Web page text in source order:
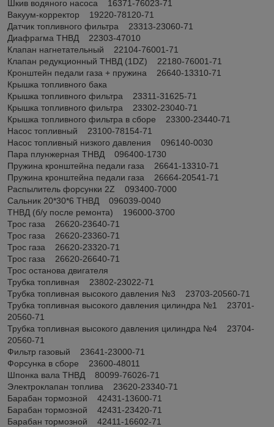
Шкив водяного насоса 16371-76023-71
Вакуум-корректор 19220-78120-71
Датчик топливного фильтра 23313-23060-71
Диафрагма ТНВД 22303-47010
Клапан нагнетательный 22104-76001-71
Клапан редукционный ТНВД (1DZ) 22180-76001-71
Кронштейн педали газа + пружина 26640-13310-71
Крышка топливного бака
Крышка топливного фильтра 23311-31625-71
Крышка топливного фильтра 23302-23040-71
Крышка топливного фильтра в сборе 23300-23440-71
Насос топливный 23100-78154-71
Насос топливный низкого давления 096140-0030
Пара плунжерная ТНВД 096400-1730
Пружина кронштейна педали газа 26641-13310-71
Пружина кронштейна педали газа 26664-20541-71
Распылитель форсунки 2Z 093400-7000
Сальник 20*30*6 ТНВД 096039-0040
ТНВД (б/у после ремонта) 196000-3700
Трос газа 26620-23640-71
Трос газа 26620-23360-71
Трос газа 26620-23320-71
Трос газа 26620-26640-71
Трос останова двигателя
Трубка топливная 23802-23022-71
Трубка топливная высокого давления №3 23703-20560-71
Трубка топливная высокого давления цилиндра №1 23701-
20560-71
Трубка топливная высокого давления цилиндра №4 23704-
20560-71
Фильтр газовый 23641-23000-71
Форсунка в сборе 23600-48011
Шпонка вала ТНВД 80099-76026-71
Электроклапан топлива 23620-23340-71
Барабан тормозной 42431-13600-71
Барабан тормозной 42431-23420-71
Барабан тормозной 42411-16602-71